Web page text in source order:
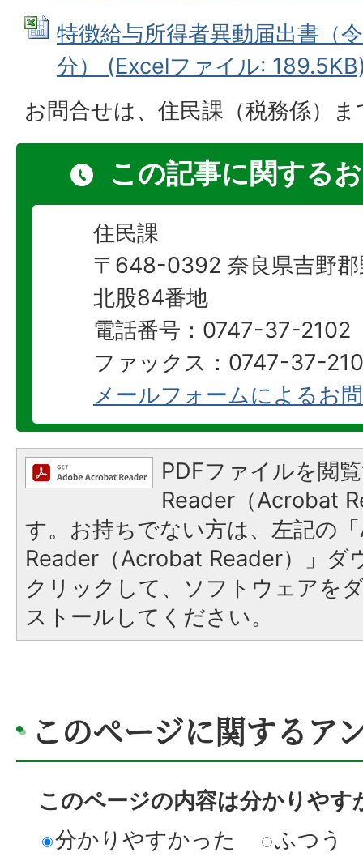
特徴給与所得者異動届出書（
分） (Excelファイル:
お問合せは、住民課（税務係）
この記事に関する
住民課
〒648-0392 奈良県吉野郡
北股84番地
電話番号：0747-37-2102
ファックス：0747-37-
メールフォームによるお
PDFファイルを閲
Reader（Acrobat
す。お持ちでない方は、左記の
Reader（Acrobat Reader）」ダ
クリックして、ソフトウェアを
ストールしてください。
このページに関するア
このページの内容は分かりやす
分かりやすかった
ふつう